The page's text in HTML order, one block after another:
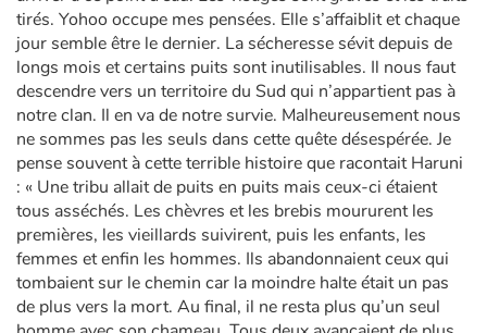
tirés. Yohoo occupe mes pensées. Elle s’affaiblit et chaque
jour semble être le dernier. La sécheresse sévit depuis de
longs mois et certains puits sont inutilisables. Il nous faut
descendre vers un territoire du Sud qui n’appartient pas à
notre clan. Il en va de notre survie. Malheureusement nous
ne sommes pas les seuls dans cette quête désespérée. Je
pense souvent à cette terrible histoire que racontait Haruni
: « Une tribu allait de puits en puits mais ceux-ci étaient
tous asséchés. Les chèvres et les brebis moururent les
premières, les vieillards suivirent, puis les enfants, les
femmes et enfin les hommes. Ils abandonnaient ceux qui
tombaient sur le chemin car la moindre halte était un pas
de plus vers la mort. Au final, il ne resta plus qu’un seul